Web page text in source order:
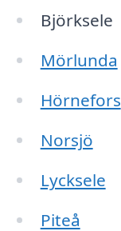
Björksele
Mörlunda
Hörnefors
Norsjö
Lycksele
Piteå